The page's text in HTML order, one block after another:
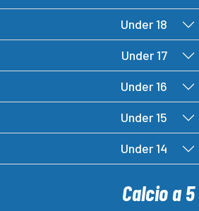
Under 18
Under 17
Under 16
Under 15
Under 14
Calcio a 5